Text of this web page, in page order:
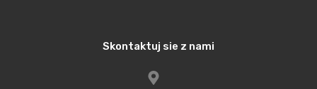
podmiejskiej przestrzeni. Duża ilość zieleni, spokój,
brak hałasu, czystość osiedli i mniejszy ruch niż w
Skontaktuj sie z nami